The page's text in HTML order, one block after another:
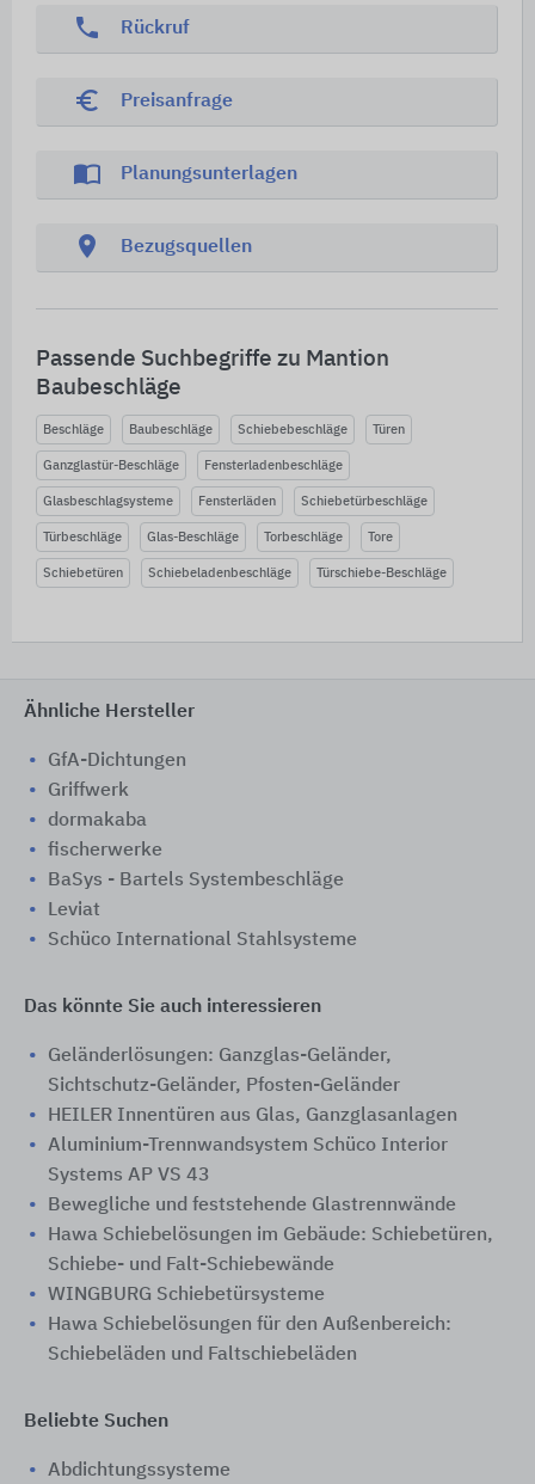
phone Rückruf
euro_symbol Preisanfrage
import_contacts Planungsunterlagen
location_on Bezugsquellen
Passende Suchbegriffe zu Mantion
Baubeschläge
Beschläge Baubeschläge Schiebebeschläge Türen
Ganzglastür-Beschläge Fensterladenbeschläge
Glasbeschlagsysteme Fensterläden Schiebetürbeschläge
Türbeschläge Glas-Beschläge Torbeschläge Tore
Schiebetüren Schiebeladenbeschläge Türschiebe-Beschläge
Ähnliche Hersteller
GfA-Dichtungen
Griffwerk
dormakaba
fischerwerke
BaSys - Bartels Systembeschläge
Leviat
Schüco International Stahlsysteme
Das könnte Sie auch interessieren
Geländerlösungen: Ganzglas-Geländer,
Sichtschutz-Geländer, Pfosten-Geländer
HEILER Innentüren aus Glas, Ganzglasanlagen
Aluminium-Trennwandsystem Schüco Interior
Systems AP VS 43
Bewegliche und feststehende Glastrennwände
Hawa Schiebelösungen im Gebäude: Schiebetüren,
Schiebe- und Falt-Schiebewände
WINGBURG Schiebetürsysteme
Hawa Schiebelösungen für den Außenbereich:
Schiebeläden und Faltschiebeläden
Beliebte Suchen
Abdichtungssysteme